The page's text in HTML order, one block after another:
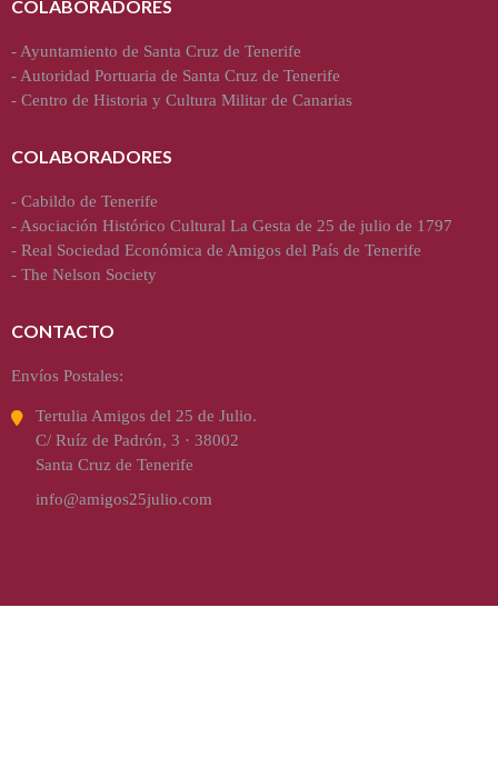
COLABORADORES
- Ayuntamiento de Santa Cruz de Tenerife
- Autoridad Portuaria de Santa Cruz de Tenerife
- Centro de Historia y Cultura Militar de Canarias
COLABORADORES
- Cabildo de Tenerife
- Asociación Histórico Cultural La Gesta de 25 de julio de 1797
- Real Sociedad Económica de Amigos del País de Tenerife
- The Nelson Society
CONTACTO
Envíos Postales:
Tertulia Amigos del 25 de Julio.
C/ Ruíz de Padrón, 3 · 38002
Santa Cruz de Tenerife
info@amigos25julio.com